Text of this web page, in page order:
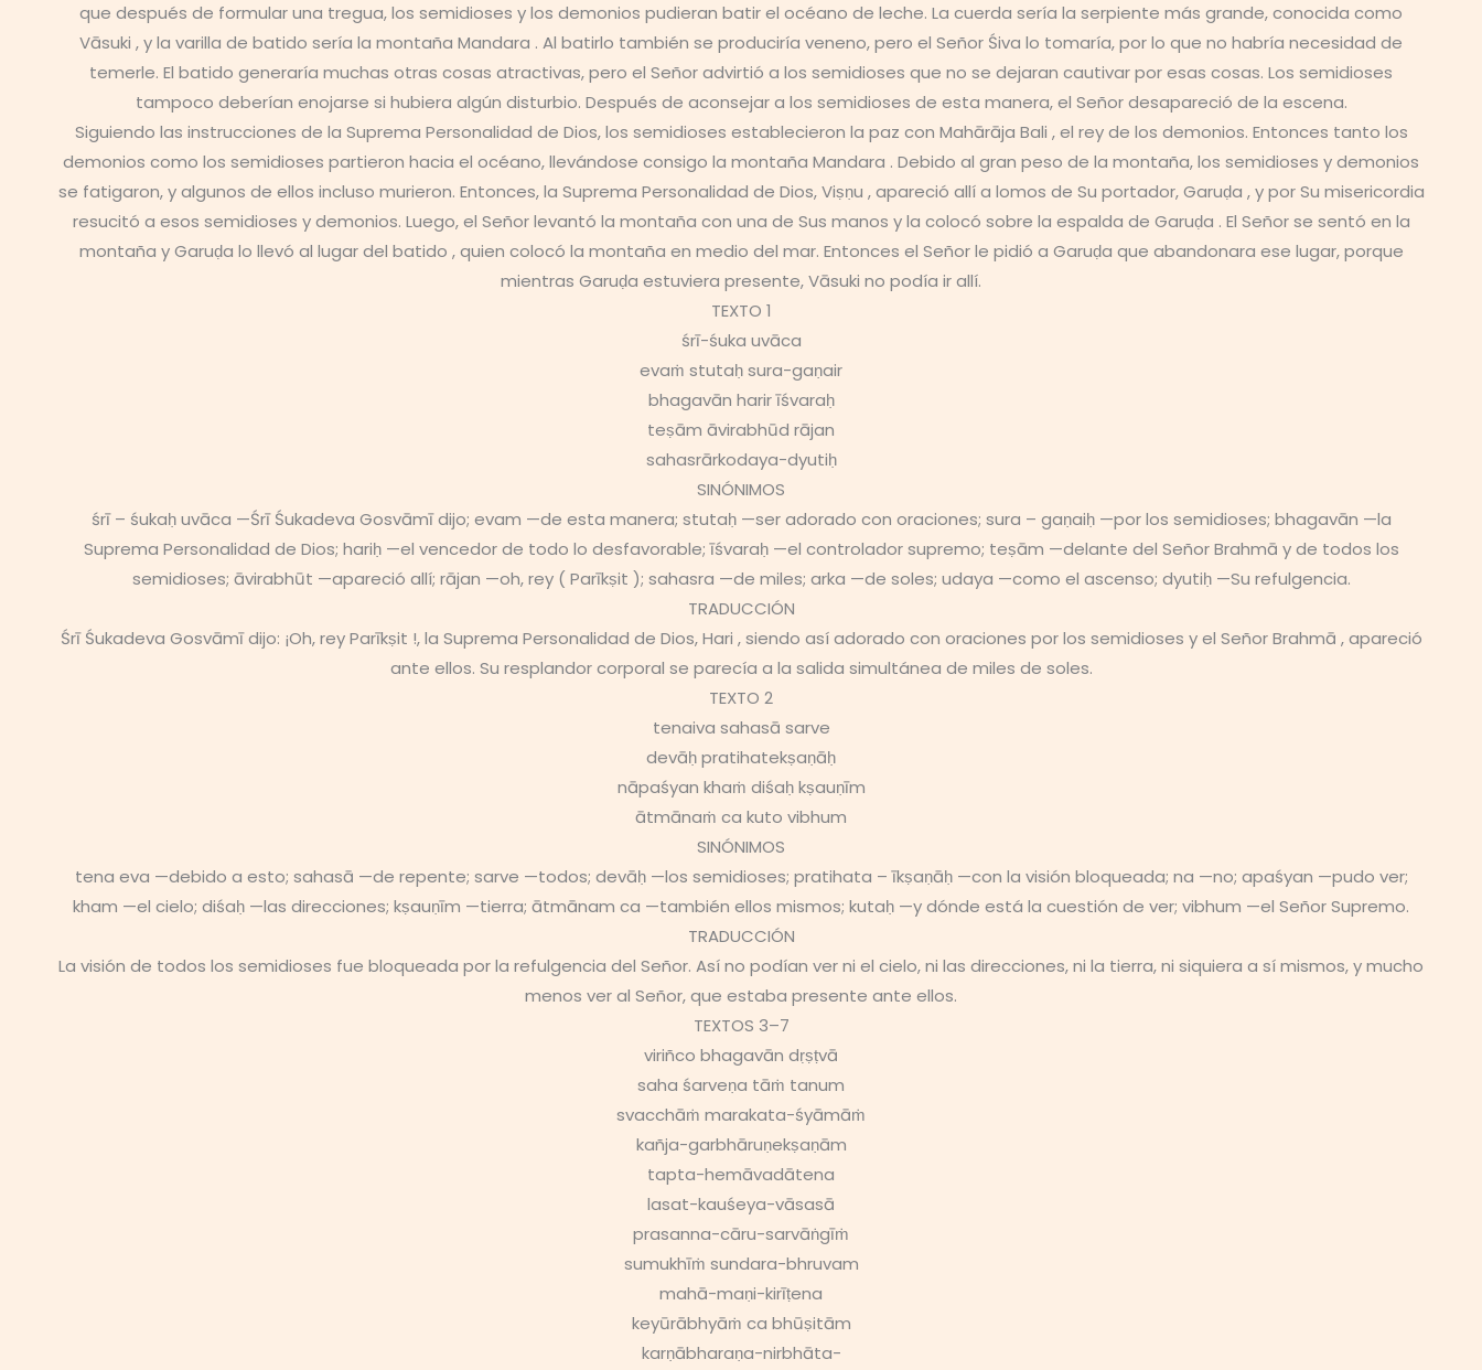
que después de formular una tregua, los semidioses y los demonios pudieran batir el océano de leche. La cuerda sería la serpiente más grande, conocida como
Vāsuki , y la varilla de batido sería la montaña Mandara . Al batirlo también se produciría veneno, pero el Señor Śiva lo tomaría, por lo que no habría necesidad de
temerle. El batido generaría muchas otras cosas atractivas, pero el Señor advirtió a los semidioses que no se dejaran cautivar por esas cosas. Los semidioses
tampoco deberían enojarse si hubiera algún disturbio. Después de aconsejar a los semidioses de esta manera, el Señor desapareció de la escena.
Siguiendo las instrucciones de la Suprema Personalidad de Dios, los semidioses establecieron la paz con Mahārāja Bali , el rey de los demonios. Entonces tanto los
demonios como los semidioses partieron hacia el océano, llevándose consigo la montaña Mandara . Debido al gran peso de la montaña, los semidioses y demonios
se fatigaron, y algunos de ellos incluso murieron. Entonces, la Suprema Personalidad de Dios, Viṣṇu , apareció allí a lomos de Su portador, Garuḍa , y por Su misericordia
resucitó a esos semidioses y demonios. Luego, el Señor levantó la montaña con una de Sus manos y la colocó sobre la espalda de Garuḍa . El Señor se sentó en la
montaña y Garuḍa lo llevó al lugar del batido , quien colocó la montaña en medio del mar. Entonces el Señor le pidió a Garuḍa que abandonara ese lugar, porque
mientras Garuḍa estuviera presente, Vāsuki no podía ir allí.
TEXTO 1
śrī-śuka uvāca
evaṁ stutaḥ sura-gaṇair
bhagavān harir īśvaraḥ
teṣām āvirabhūd rājan
sahasrārkodaya-dyutiḥ
SINÓNIMOS
śrī – śukaḥ uvāca —Śrī Śukadeva Gosvāmī dijo; evam —de esta manera; stutaḥ —ser adorado con oraciones; sura – gaṇaiḥ —por los semidioses; bhagavān —la
Suprema Personalidad de Dios; hariḥ —el vencedor de todo lo desfavorable; īśvaraḥ —el controlador supremo; teṣām —delante del Señor Brahmā y de todos los
semidioses; āvirabhūt —apareció allí; rājan —oh, rey ( Parīkṣit ); sahasra —de miles; arka —de soles; udaya —como el ascenso; dyutiḥ —Su refulgencia.
TRADUCCIÓN
Śrī Śukadeva Gosvāmī dijo: ¡Oh, rey Parīkṣit !, la Suprema Personalidad de Dios, Hari , siendo así adorado con oraciones por los semidioses y el Señor Brahmā , apareció
ante ellos. Su resplandor corporal se parecía a la salida simultánea de miles de soles.
TEXTO 2
tenaiva sahasā sarve
devāḥ pratihatekṣaṇāḥ
nāpaśyan khaṁ diśaḥ kṣauṇīm
ātmānaṁ ca kuto vibhum
SINÓNIMOS
tena eva —debido a esto; sahasā —de repente; sarve —todos; devāḥ —los semidioses; pratihata – īkṣaṇāḥ —con la visión bloqueada; na —no; apaśyan —pudo ver;
kham —el cielo; diśaḥ —las direcciones; kṣauṇīm —tierra; ātmānam ca —también ellos mismos; kutaḥ —y dónde está la cuestión de ver; vibhum —el Señor Supremo.
TRADUCCIÓN
La visión de todos los semidioses fue bloqueada por la refulgencia del Señor. Así no podían ver ni el cielo, ni las direcciones, ni la tierra, ni siquiera a sí mismos, y mucho
menos ver al Señor, que estaba presente ante ellos.
TEXTOS 3–7
viriñco bhagavān dṛṣṭvā
saha śarveṇa tāṁ tanum
svacchāṁ marakata-śyāmāṁ
kañja-garbhāruṇekṣaṇām
tapta-hemāvadātena
lasat-kauśeya-vāsasā
prasanna-cāru-sarvāṅgīṁ
sumukhīṁ sundara-bhruvam
mahā-maṇi-kirīṭena
keyūrābhyāṁ ca bhūṣitām
karṇābharaṇa-nirbhāta-